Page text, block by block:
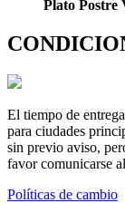
Plato Postre
El tiempo de
para ciudades
sin previo aviso,
favor comunicarse
Políticas de cambio